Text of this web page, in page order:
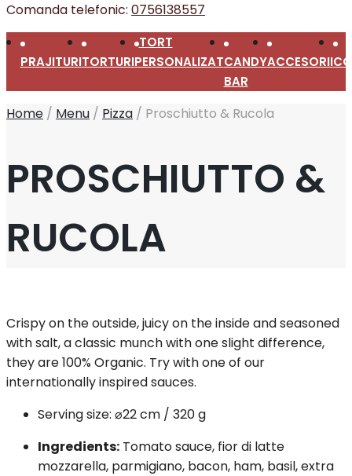
Comanda telefonic: 0756138557
PRAJITURITORTURI
TORT
PERSONALIZATCANDY
BAR
ACCESORII
Home / Menu / Pizza / Proschiutto & Rucola
PROSCHIUTTO &
RUCOLA
Crispy on the outside, juicy on the inside and seasoned
with salt, a classic munch with one slight difference,
they are 100% Organic. Try with one of our
internationally inspired sauces.
Serving size: ⌀22 cm / 320 g
Ingredients: Tomato sauce, fior di latte
mozzarella, parmigiano, bacon, ham, basil, extra